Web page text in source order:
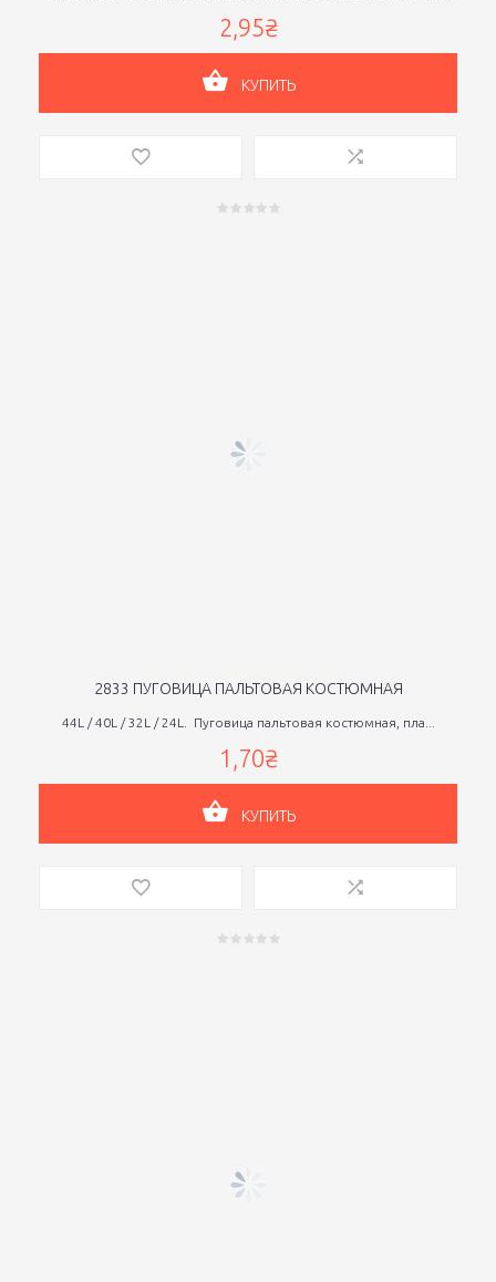
2,95₴
КУПИТЬ
2833 ПУГОВИЦА ПАЛЬТОВАЯ КОСТЮМНАЯ
44L / 40L / 32L / 24L. Пуговица пальтовая костюмная, пла...
1,70₴
КУПИТЬ